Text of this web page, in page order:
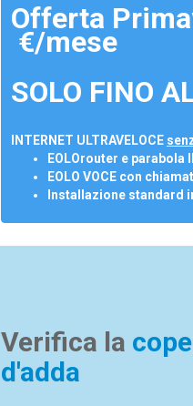
Offerta
€/mese
SOLO FINO
INTERNET ULTRAVELOCE
EOLOrouter e parabola
EOLO VOCE con
Installazione standard
Verifica la
d'adda